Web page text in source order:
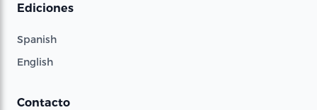
Ediciones
Spanish
English
Contacto